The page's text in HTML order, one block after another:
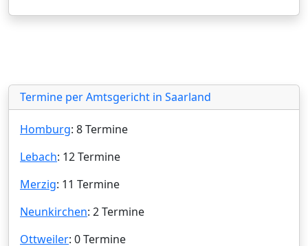
Termine per Amtsgericht in Saarland
Homburg: 8 Termine
Lebach: 12 Termine
Merzig: 11 Termine
Neunkirchen: 2 Termine
Ottweiler: 0 Termine